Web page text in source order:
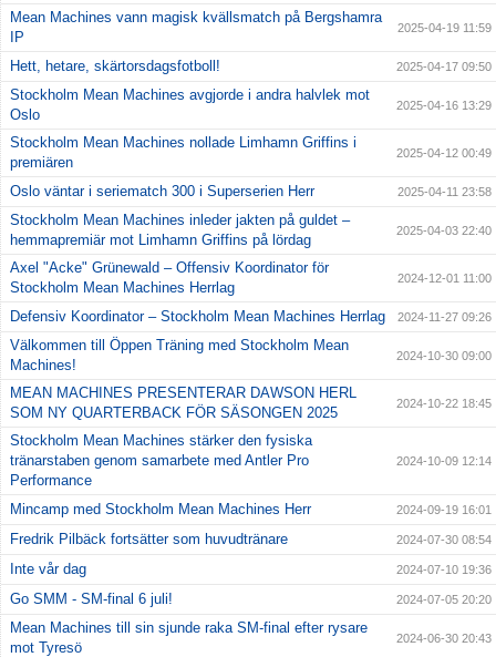
Mean Machines vann magisk kvällsmatch på Bergshamra
IP
2025-04-19 11:59
Hett, hetare, skärtorsdagsfotboll! 2025-04-17 09:50
Stockholm Mean Machines avgjorde i andra halvlek mot
Oslo
2025-04-16 13:29
Stockholm Mean Machines nollade Limhamn Griffins i
premiären
2025-04-12 00:49
Oslo väntar i seriematch 300 i Superserien Herr 2025-04-11 23:58
Stockholm Mean Machines inleder jakten på guldet –
hemmapremiär mot Limhamn Griffins på lördag
2025-04-03 22:40
Axel "Acke" Grünewald – Offensiv Koordinator för
Stockholm Mean Machines Herrlag
2024-12-01 11:00
Defensiv Koordinator – Stockholm Mean Machines Herrlag 2024-11-27 09:26
Välkommen till Öppen Träning med Stockholm Mean
Machines!
2024-10-30 09:00
MEAN MACHINES PRESENTERAR DAWSON HERL
SOM NY QUARTERBACK FÖR SÄSONGEN 2025
2024-10-22 18:45
Stockholm Mean Machines stärker den fysiska
tränarstaben genom samarbete med Antler Pro
Performance
2024-10-09 12:14
Mincamp med Stockholm Mean Machines Herr 2024-09-19 16:01
Fredrik Pilbäck fortsätter som huvudtränare 2024-07-30 08:54
Inte vår dag 2024-07-10 19:36
Go SMM - SM-final 6 juli! 2024-07-05 20:20
Mean Machines till sin sjunde raka SM-final efter rysare
mot Tyresö
2024-06-30 20:43